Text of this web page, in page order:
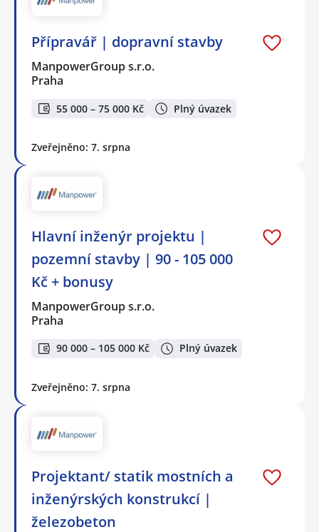
Přípravář | dopravní stavby
ManpowerGroup s.r.o.
Praha
55 000 – 75 000 Kč Plný úvazek
Zveřejněno: 7. srpna
Hlavní inženýr projektu |
pozemní stavby | 90 - 105 000
Kč + bonusy
ManpowerGroup s.r.o.
Praha
90 000 – 105 000 Kč Plný úvazek
Zveřejněno: 7. srpna
Projektant/ statik mostních a
inženýrských konstrukcí |
železobeton